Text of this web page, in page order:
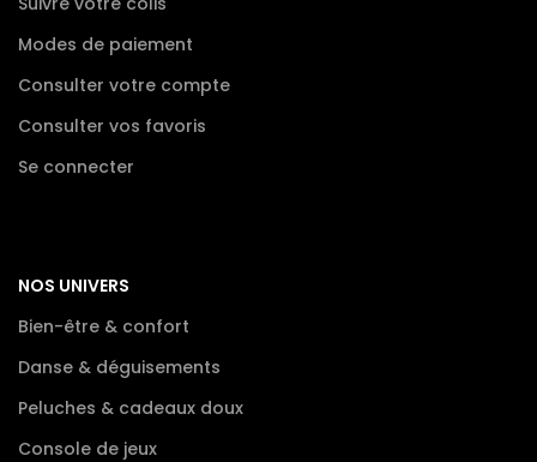
Modes de paiement
Consulter votre compte
Consulter vos favoris
Se connecter
NOS UNIVERS
Bien-être & confort
Danse & déguisements
Peluches & cadeaux doux
Console de jeux